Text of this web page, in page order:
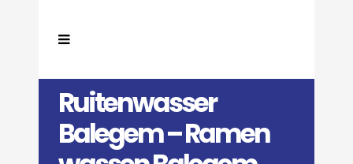
Ruitenwasser
Balegem – Ramen